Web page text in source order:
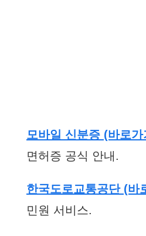
모바일 신분증 (바로가
면허증 공식 안내.
한국도로교통공단 (바
민원 서비스.